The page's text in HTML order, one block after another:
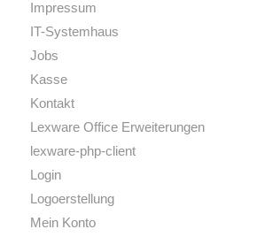
Impressum
IT-Systemhaus
Jobs
Kasse
Kontakt
Lexware Office Erweiterungen
lexware-php-client
Login
Logoerstellung
Mein Konto